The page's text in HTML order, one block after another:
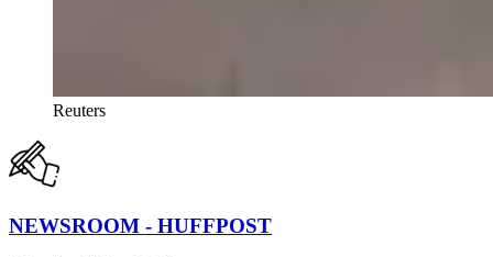
Reuters
NEWSROOM - HUFFPOST